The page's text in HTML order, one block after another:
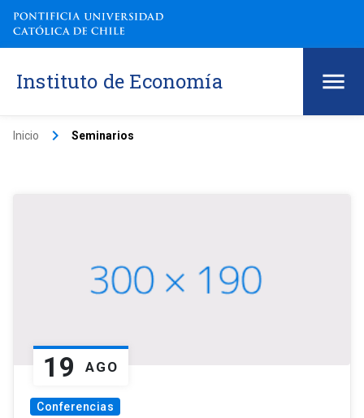
Instituto de Economía
Inicio keyboard_arrow_right Seminarios
19 AGO
Conferencias